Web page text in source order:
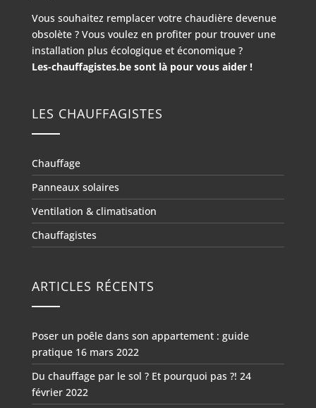
Vous souhaitez remplacer votre chaudière devenue
obsolète ? Vous voulez en profiter pour trouver une
installation plus écologique et économique ?
Les-chauffagistes.be sont là pour vous aider !
LES CHAUFFAGISTES
Chauffage
Panneaux solaires
Ventilation & climatisation
Chauffagistes
ARTICLES RÉCENTS
Poser un poêle dans son appartement : guide
pratique 16 mars 2022
Du chauffage par le sol ? Et pourquoi pas ?! 24
février 2022